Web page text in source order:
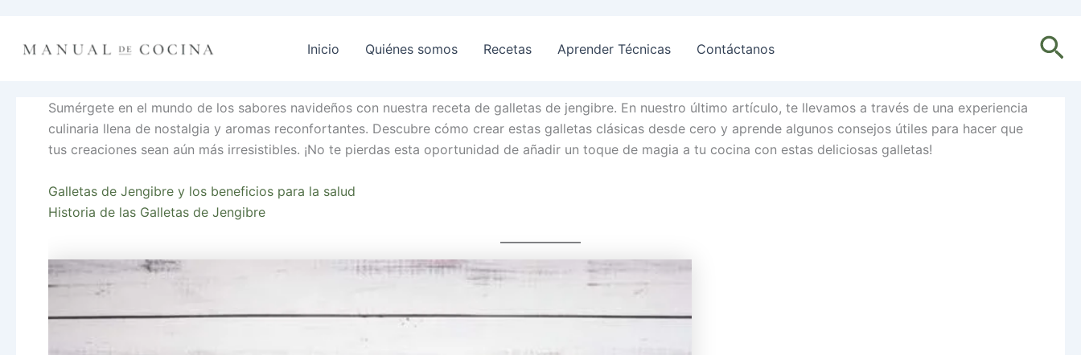
contenido
Inicio Quiénes somos Recetas Aprender Técnicas Contáctanos
Sumérgete en el mundo de los sabores navideños con nuestra receta de galletas de jengibre. En nuestro último artículo, te llevamos a través de una experiencia
culinaria llena de nostalgia y aromas reconfortantes. Descubre cómo crear estas galletas clásicas desde cero y aprende algunos consejos útiles para hacer que
tus creaciones sean aún más irresistibles. ¡No te pierdas esta oportunidad de añadir un toque de magia a tu cocina con estas deliciosas galletas!
Galletas de Jengibre y los beneficios para la salud
Historia de las Galletas de Jengibre